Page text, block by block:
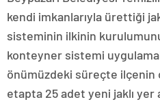
kendi imkanlarıyla ürettiği
sisteminin ilkinin
konteyner sistemi
önümüzdeki süreçte ilçenin
etapta 25 adet yeni jaklı yer